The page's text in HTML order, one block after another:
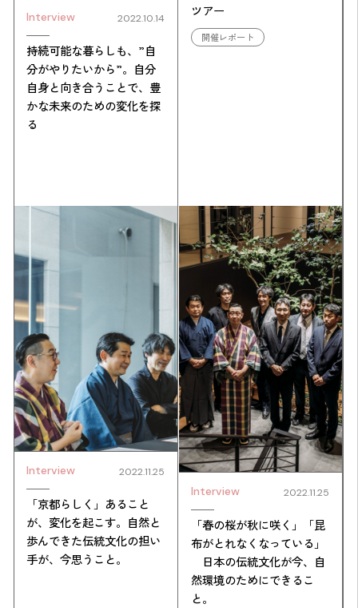
Interview 2022.10.14
持続可能な暮らしも、”自
分がやりたいから”。自分
自身と向き合うことで、豊
かな未来のための変化を探
る
ツアー
開催レポート
Interview 2022.11.25
「京都らしく」あること
が、変化を起こす。自然と
歩んできた伝統文化の担い
手が、今思うこと。
Interview 2022.11.25
「春の桜が秋に咲く」「昆
布がとれなくなっている」
日本の伝統文化が今、自
然環境のためにできるこ
と。